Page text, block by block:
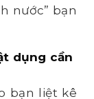
nước” bạn
dụng cần
bạn liệt kê